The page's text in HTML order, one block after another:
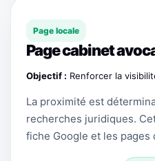
Page locale
Page cabinet
Objectif : Renforcer la
La proximité est
recherches juridiques.
fiche Google et les pages